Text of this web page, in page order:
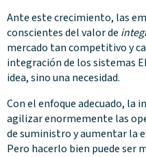
Ante este crecimiento, las
conscientes del valor de
mercado tan competitivo y
integración de los sistemas
idea, sino una necesidad.
Con el enfoque adecuado, la
agilizar enormemente las
de suministro y aumentar la
Pero hacerlo bien puede ser